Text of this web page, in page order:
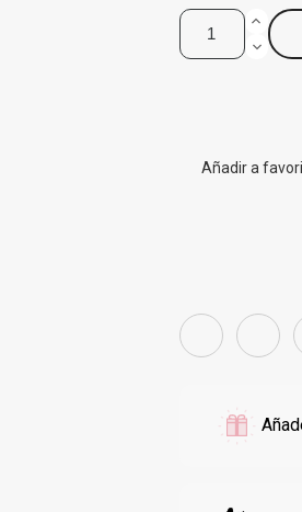
Añadir a